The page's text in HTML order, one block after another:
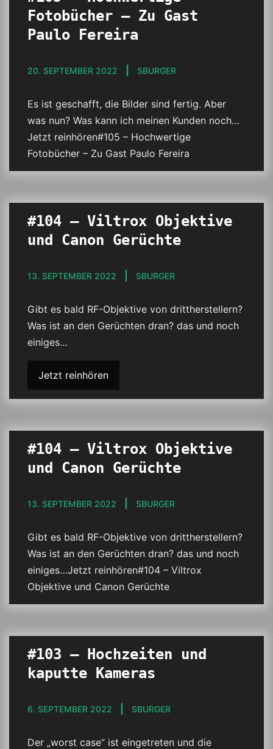
Fotobücher – Zu Gast
Paulo Fereira
20. SEPTEMBER 2022 SBURGER
Es ist geschafft, die Bilder sind fertig. Aber
was nun? Was kann ich meinen Kunden noch…
Jetzt reinhören#105 – Hochwertige
Fotobücher – Zu Gast Paulo Fereira
#104 – Viltrox Objektive
und Canon Gerüchte
13. SEPTEMBER 2022 SBURGER
Gibt es bald RF-Objektive von drittherstellern?
Was ist an den Gerüchten dran? das und noch
einiges…
Jetzt reinhören
#104 – Viltrox Objektive
und Canon Gerüchte
13. SEPTEMBER 2022 SBURGER
Gibt es bald RF-Objektive von drittherstellern?
Was ist an den Gerüchten dran? das und noch
einiges…Jetzt reinhören#104 – Viltrox
Objektive und Canon Gerüchte
#103 – Hochzeiten und
kaputte Kameras
6. SEPTEMBER 2022 SBURGER
Der „worst case“ ist eingetreten und die